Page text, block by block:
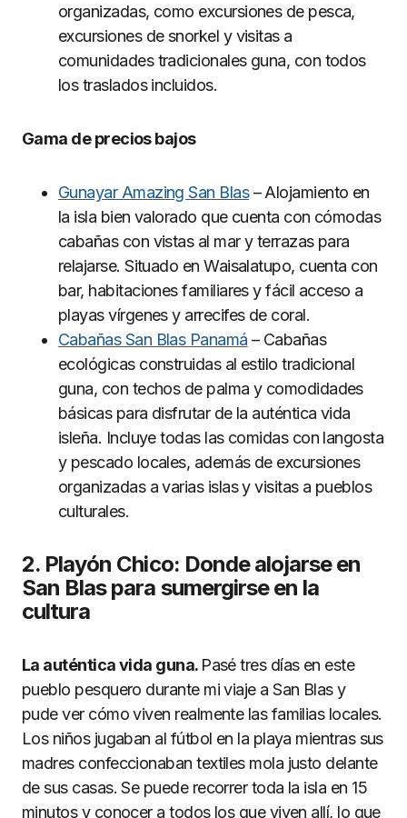
organizadas, como excursiones de pesca,
excursiones de snorkel y visitas a
comunidades tradicionales guna, con todos
los traslados incluidos.
Gama de precios bajos
Gunayar Amazing San Blas– Alojamiento en
la isla bien valorado que cuenta con cómodas
cabañas con vistas al mar y terrazas para
relajarse. Situado en Waisalatupo, cuenta con
bar, habitaciones familiares y fácil acceso a
playas vírgenes y arrecifes de coral.
Cabañas San Blas Panamá – Cabañas
ecológicas construidas al estilo tradicional
guna, con techos de palma y comodidades
básicas para disfrutar de la auténtica vida
isleña. Incluye todas las comidas con langosta
y pescado locales, además de excursiones
organizadas a varias islas y visitas a pueblos
culturales.
2. Playón Chico: Donde alojarse en
San Blas para sumergirse en la
cultura
La auténtica vida guna. Pasé tres días en este
pueblo pesquero durante mi viaje a San Blas y
pude ver cómo viven realmente las familias locales.
Los niños jugaban al fútbol en la playa mientras sus
madres confeccionaban textiles mola justo delante
de sus casas. Se puede recorrer toda la isla en 15
minutos y conocer a todos los que viven allí, lo que